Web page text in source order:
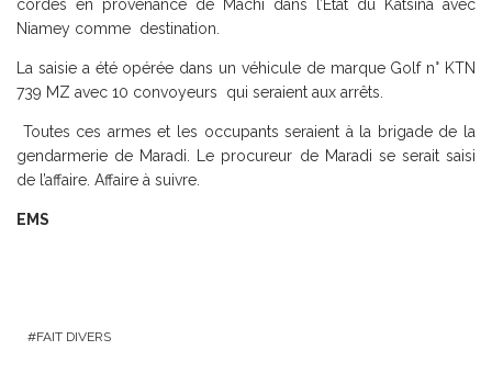
cordes en provenance de Machi dans l’Etat du Katsina avec
Niamey comme destination.
La saisie a été opérée dans un véhicule de marque Golf n° KTN
739 MZ avec 10 convoyeurs qui seraient aux arrêts.
Toutes ces armes et les occupants seraient à la brigade de la
gendarmerie de Maradi. Le procureur de Maradi se serait saisi
de l’affaire. Affaire à suivre.
EMS
FAIT DIVERS